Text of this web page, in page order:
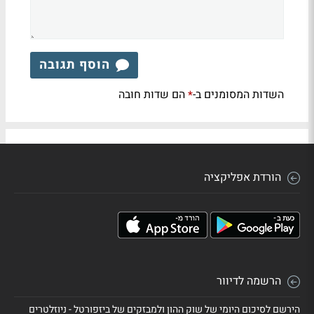
הוסף תגובה
השדות המסומנים ב-*הם שדות חובה
הורדת אפליקציה
הרשמה לדיוור
הירשם לסיכום היומי של שוק ההון ולמבזקים של ביזפורטל - ניוזלטרים